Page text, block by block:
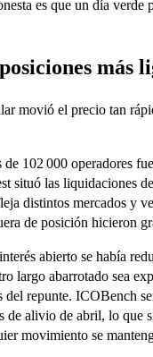
es que un día verde
más
movió el precio tan
102 000 operadores
situó las liquidaciones
distintos mercados y
de posición hicieron
abierto se había
largo abarrotado sea
del repunte. ICOBench
de alivio de abril, lo que
movimiento se